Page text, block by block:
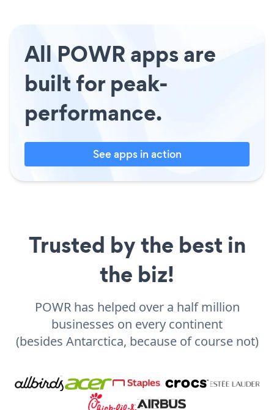
All POWR apps are
built for peak-
performance.
See apps in action
Trusted by the best in
the biz!
POWR has helped over a half million
businesses on every continent
(besides Antarctica, because of course not)